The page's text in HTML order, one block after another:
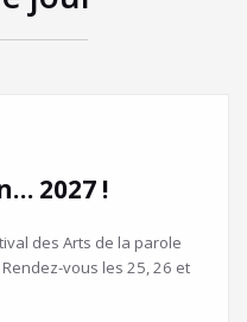
2027 !
des Arts de la parole
vous les 25, 26 et